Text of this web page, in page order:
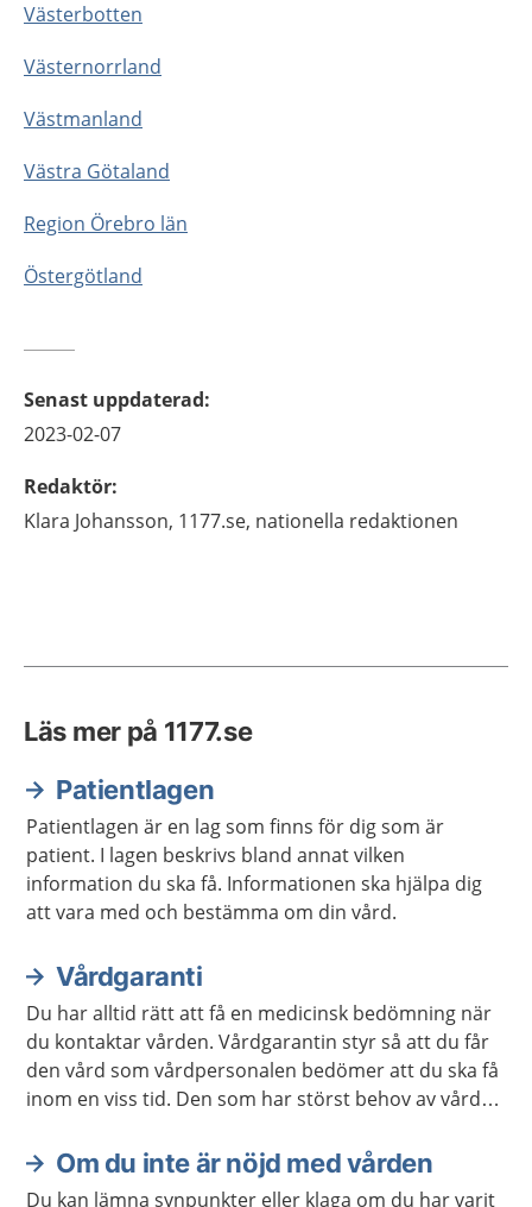
Västerbotten
Västernorrland
Västmanland
Västra Götaland
Region Örebro län
Östergötland
Senast uppdaterad:
2023-02-07
Redaktör:
Klara Johansson, 1177.se, nationella redaktionen
Läs mer på 1177.se
Patientlagen
Patientlagen är en lag som finns för dig som är
patient. I lagen beskrivs bland annat vilken
information du ska få. Informationen ska hjälpa dig
att vara med och bestämma om din vård.
Vårdgaranti
Du har alltid rätt att få en medicinsk bedömning när
du kontaktar vården. Vårdgarantin styr så att du får
den vård som vårdpersonalen bedömer att du ska få
inom en viss tid. Den som har störst behov av vård
Om du inte är nöjd med vården
Du kan lämna synpunkter eller klaga om du har varit